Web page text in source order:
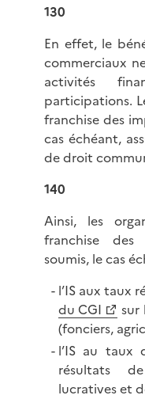
130
En effet, le
commerciaux
activités
participations.
franchise des
cas échéant,
de droit
140
Ainsi, les
franchise des
soumis, le cas
l’IS aux taux
du CGI
sur
(fonciers,
l’IS au
résultats
lucratives et